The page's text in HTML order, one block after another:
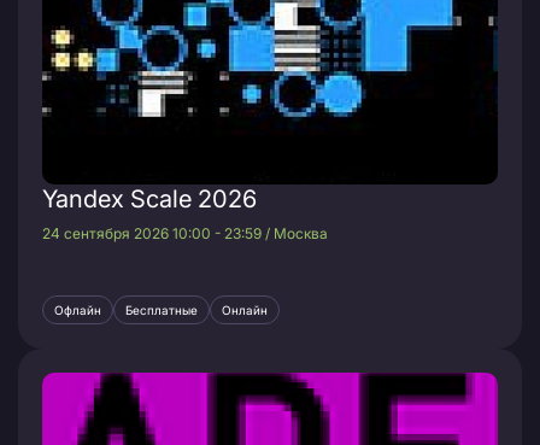
Yandex Scale 2026
24 сентября 2026 10:00 - 23:59 / Москва
Офлайн Бесплатные Онлайн